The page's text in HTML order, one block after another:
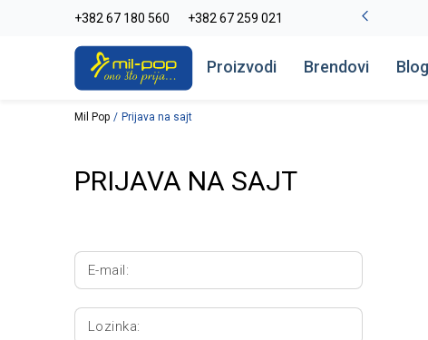
+382 67 180 560 +382 67 259 021
-20% na kompletan asortiman Pogledaj više
Proizvodi Brendovi Blog
Mil Pop Prijava na sajt
PRIJAVA NA SAJT
E-mail:
Lozinka: